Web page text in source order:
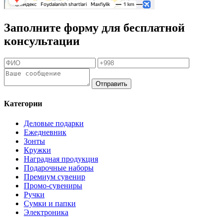
Заполните форму для бесплатной
консультации
Отправить
Категории
Деловые подарки
Ежедневник
Зонты
Кружки
Наградная продукция
Подарочные наборы
Премиум сувенир
Промо-сувениры
Ручки
Сумки и папки
Электроника